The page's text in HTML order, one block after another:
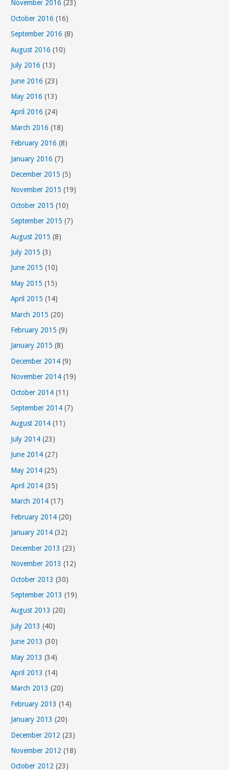
November 2016 (23)
October 2016 (16)
September 2016 (8)
August 2016 (10)
July 2016 (13)
June 2016 (23)
May 2016 (13)
April 2016 (24)
March 2016 (18)
February 2016 (8)
January 2016 (7)
December 2015 (5)
November 2015 (19)
October 2015 (10)
September 2015 (7)
August 2015 (8)
July 2015 (3)
June 2015 (10)
May 2015 (15)
April 2015 (14)
March 2015 (20)
February 2015 (9)
January 2015 (8)
December 2014 (9)
November 2014 (19)
October 2014 (11)
September 2014 (7)
August 2014 (11)
July 2014 (23)
June 2014 (27)
May 2014 (25)
April 2014 (35)
March 2014 (17)
February 2014 (20)
January 2014 (32)
December 2013 (23)
November 2013 (12)
October 2013 (30)
September 2013 (19)
August 2013 (20)
July 2013 (40)
June 2013 (30)
May 2013 (34)
April 2013 (14)
March 2013 (20)
February 2013 (14)
January 2013 (20)
December 2012 (23)
November 2012 (18)
October 2012 (23)